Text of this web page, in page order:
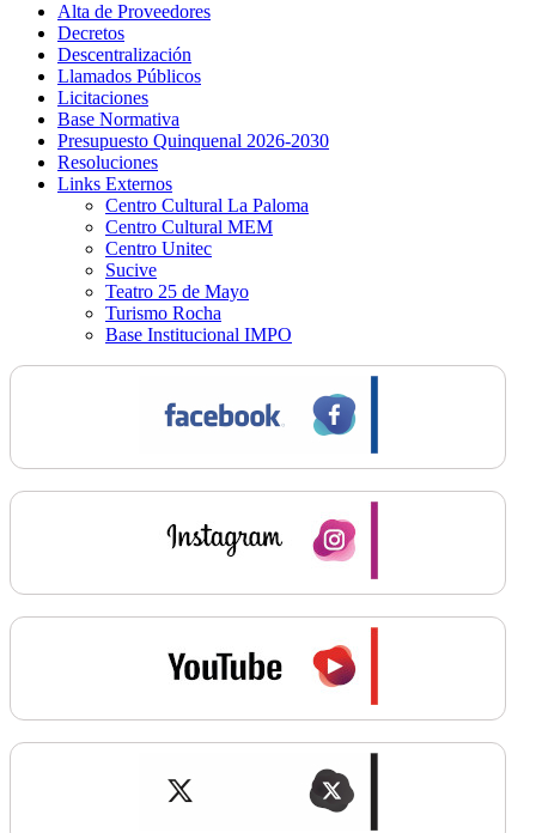
Alta de Proveedores
Decretos
Descentralización
Llamados Públicos
Licitaciones
Base Normativa
Presupuesto Quinquenal 2026-2030
Resoluciones
Links Externos
Centro Cultural La Paloma
Centro Cultural MEM
Centro Unitec
Sucive
Teatro 25 de Mayo
Turismo Rocha
Base Institucional IMPO